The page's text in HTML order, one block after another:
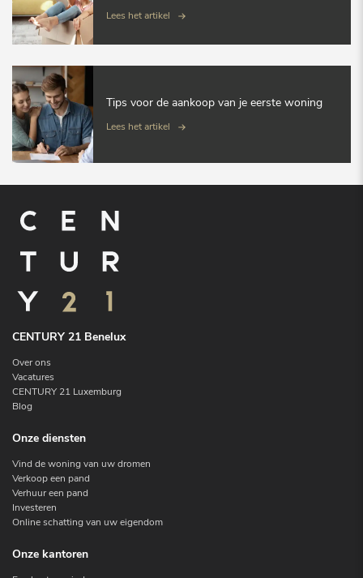
Lees het artikel
Tips voor de aankoop van je eerste woning
Lees het artikel
CENTURY 21 Benelux
Over ons
Vacatures
CENTURY 21 Luxemburg
Blog
Onze diensten
Vind de woning van uw dromen
Verkoop een pand
Verhuur een pand
Investeren
Online schatting van uw eigendom
Onze kantoren